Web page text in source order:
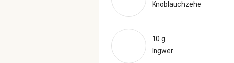
Knoblauchzehe
10 g
Ingwer